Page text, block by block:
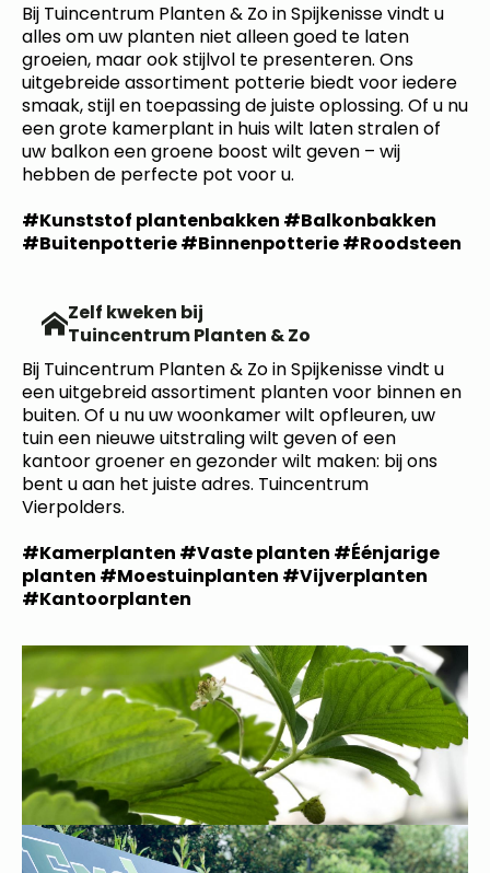
Bij Tuincentrum Planten & Zo in Spijkenisse vindt u
alles om uw planten niet alleen goed te laten
groeien, maar ook stijlvol te presenteren. Ons
uitgebreide assortiment potterie biedt voor iedere
smaak, stijl en toepassing de juiste oplossing. Of u nu
een grote kamerplant in huis wilt laten stralen of
uw balkon een groene boost wilt geven – wij
hebben de perfecte pot voor u.
#Kunststof plantenbakken #Balkonbakken
#Buitenpotterie #Binnenpotterie #Roodsteen
Zelf kweken bij
Tuincentrum Planten & Zo
Bij Tuincentrum Planten & Zo in Spijkenisse vindt u
een uitgebreid assortiment planten voor binnen en
buiten. Of u nu uw woonkamer wilt opfleuren, uw
tuin een nieuwe uitstraling wilt geven of een
kantoor groener en gezonder wilt maken: bij ons
bent u aan het juiste adres. Tuincentrum
Vierpolders.
#Kamerplanten #Vaste planten #Éénjarige
planten #Moestuinplanten #Vijverplanten
#Kantoorplanten